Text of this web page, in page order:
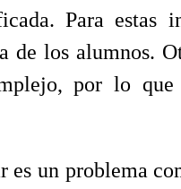
Para estas
los alumnos.
por lo
es un problema